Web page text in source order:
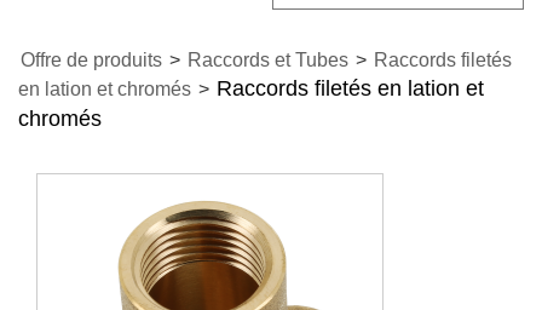
Offre de produits > Raccords et Tubes > Raccords filetés
en lation et chromés > Raccords filetés en lation et
chromés